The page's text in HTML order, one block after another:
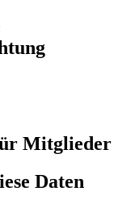
Mitglieder
Daten